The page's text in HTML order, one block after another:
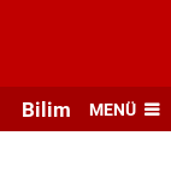
Bilim veMENÜ